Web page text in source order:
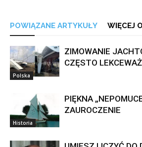
POWIĄZANE ARTYKUŁY WIĘCEJ
Polska
ZIMOWANIE
CZĘSTO
Historia
PIĘKNA
ZAUROCZENIE